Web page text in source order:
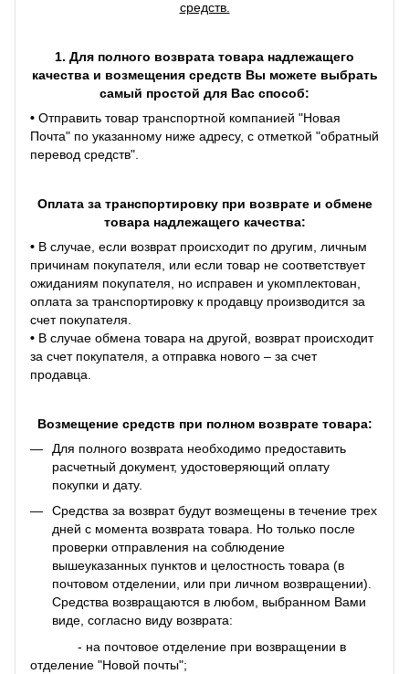
средств.
1. Для полного возврата товара надлежащего
качества и возмещения средств Вы можете выбрать
самый простой для Вас способ:
• Отправить товар транспортной компанией "Новая
Почта" по указанному ниже адресу, с отметкой "обратный
перевод средств".
Оплата за транспортировку при возврате и обмене
товара надлежащего качества:
• В случае, если возврат происходит по другим, личным
причинам покупателя, или если товар не соответствует
ожиданиям покупателя, но исправен и укомплектован,
оплата за транспортировку к продавцу производится за
счет покупателя.
• В случае обмена товара на другой, возврат происходит
за счет покупателя, а отправка нового – за счет
продавца.
Возмещение средств при полном возврате товара:
Для полного возврата необходимо предоставить
расчетный документ, удостоверяющий оплату
покупки и дату.
Средства за возврат будут возмещены в течение трех
дней с момента возврата товара. Но только после
проверки отправления на соблюдение
вышеуказанных пунктов и целостность товара (в
почтовом отделении, или при личном возвращении).
Средства возвращаются в любом, выбранном Вами
виде, согласно виду возврата:
- на почтовое отделение при возвращении в
отделение "Новой почты";